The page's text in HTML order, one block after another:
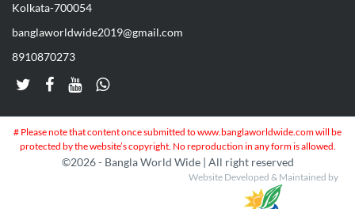
Kolkata-700054
banglaworldwide2019@gmail.com
8910870273
# Please note that content once submitted to www.banglaworldwide.com will be
protected by the website’s copyright. No reproduction in any form is allowed.
©2026 - Bangla World Wide | All right reserved
Website Developed & Maintained by